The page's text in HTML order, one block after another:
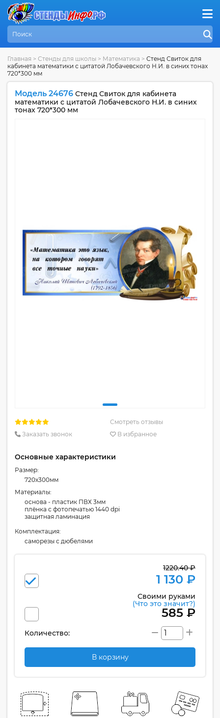
Главная > Стенды для школы > Математика > Стенд Свиток для
кабинета математики с цитатой Лобачевского Н.И. в синих тонах
720*300 мм
Модель 24676 Стенд Свиток для кабинета
математики с цитатой Лобачевского Н.И. в синих
тонах 720*300 мм
Смотреть отзывы
Заказать звонок
В избранное
Основные характеристики
Размер:
720x300мм
Материалы:
основа - пластик ПВХ 3мм
плёнка с фотопечатью 1440 dpi
защитная ламинация
Комплектация:
cаморезы с дюбелями
1220.40 ₽
1 130 ₽
Своими руками
(Что это значит?)
585 ₽
Количество:
В корзину